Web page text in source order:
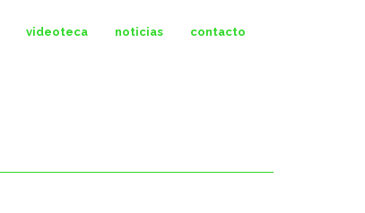
videoteca noticias contacto